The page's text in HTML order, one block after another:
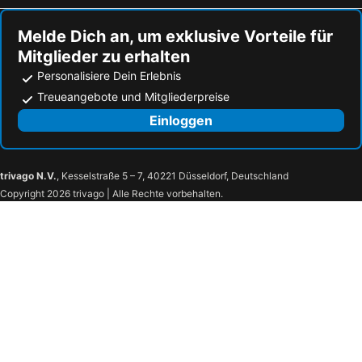
Melde Dich an, um exklusive Vorteile für
Mitglieder zu erhalten
Personalisiere Dein Erlebnis
Treueangebote und Mitgliederpreise
Einloggen
trivago N.V., Kesselstraße 5 – 7, 40221 Düsseldorf, Deutschland
Copyright 2026 trivago | Alle Rechte vorbehalten.